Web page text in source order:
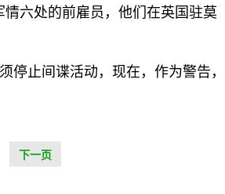
六处的前雇员，他们在英国驻莫
停止间谍活动，现在，作为警告，
下一页